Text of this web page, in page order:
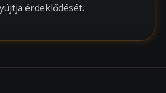
érdeklődését.